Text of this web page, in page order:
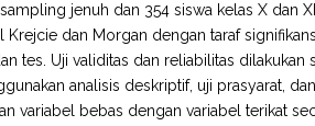
jenuh dan 354 siswa kelas X dan
dan Morgan dengan taraf
tes. Uji validitas dan reliabilitas dilakukan
analisis deskriptif, uji prasyarat,
variabel bebas dengan variabel terikat